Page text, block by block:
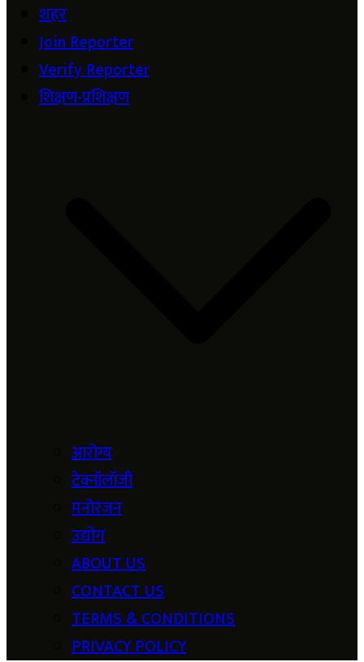
शहर
Join Reporter
Verify Reporter
शिक्षण-प्रशिक्षण
आरोग्य
टेक्नॉलॉजी
मनोरंजन
उद्योग
ABOUT US
CONTACT US
TERMS & CONDITIONS
PRIVACY POLICY